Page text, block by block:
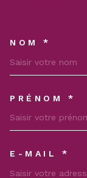
NOM *
PRÉNOM *
E-MAIL *